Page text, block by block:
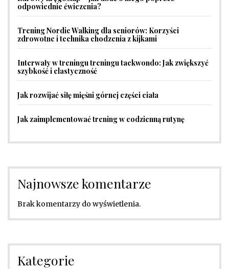
odpowiednie ćwiczenia?
Trening Nordic Walking dla seniorów: Korzyści
zdrowotne i technika chodzenia z kijkami
Interwały w treningu treningu taekwondo: Jak zwiększyć
szybkość i elastyczność
Jak rozwijać siłę mięśni górnej części ciała
Jak zaimplementować trening w codzienną rutynę
Najnowsze komentarze
Brak komentarzy do wyświetlenia.
Kategorie